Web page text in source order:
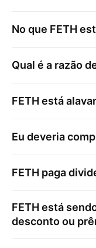
No que FETH
Qual é a razão
FETH está
Eu deveria
FETH paga
FETH está
desconto ou